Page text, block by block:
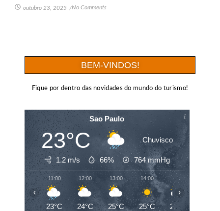
outubro 23, 2025 /No Comments
BEM-VINDOS!
Fique por dentro das novidades do mundo do turismo!
Sao Paulo
23°C Chuvisco
1.2 m/s 66% 764mmHg
11:00
23°C
12:00
24°C
13:00
25°C
14:00
25°C
15:00
23°C
‹ ›